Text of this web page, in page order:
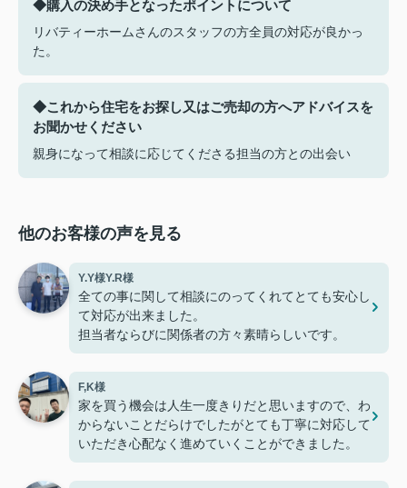
◆購入の決め手となったポイントについて
リバティーホームさんのスタッフの方全員の対応が良かっ
た。
◆これから住宅をお探し又はご売却の方へアドバイスを
お聞かせください
親身になって相談に応じてくださる担当の方との出会い
他のお客様の声を見る
Y.Y様Y.R様
全ての事に関して相談にのってくれてとても安心し
て対応が出来ました。
担当者ならびに関係者の方々素晴らしいです。
F,K様
家を買う機会は人生一度きりだと思いますので、わ
からないことだらけでしたがとても丁寧に対応して
いただき心配なく進めていくことができました。